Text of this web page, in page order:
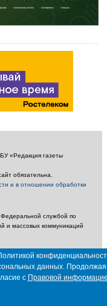
«Редакция газеты
обязательна.
и в отношении обработки
Федеральной службой по
и массовых коммуникаций
«Редакция газеты «Калужская
редакции:
424
данных. Продолжая
с Правовой